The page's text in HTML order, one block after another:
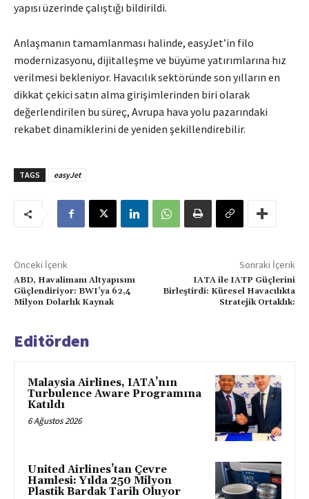
yapısı üzerinde çalıştığı bildirildi.
Anlaşmanın tamamlanması halinde, easyJet’in filo
modernizasyonu, dijitalleşme ve büyüme yatırımlarına hız
verilmesi bekleniyor. Havacılık sektöründe son yılların en
dikkat çekici satın alma girişimlerinden biri olarak
değerlendirilen bu süreç, Avrupa hava yolu pazarındaki
rekabet dinamiklerini de yeniden şekillendirebilir.
TAGS easyJet
Önceki İçerik
ABD, Havalimanı Altyapısını
Güçlendiriyor: BWI’ya 62,4
Milyon Dolarlık Kaynak
Sonraki İçerik
IATA ile IATP Güçlerini
Birleştirdi: Küresel Havacılıkta
Stratejik Ortaklık:
Editörden
Malaysia Airlines, IATA’nın
Turbulence Aware Programına
Katıldı
6 Ağustos 2026
United Airlines’tan Çevre
Hamlesi: Yılda 250 Milyon
Plastik Bardak Tarih Oluyor